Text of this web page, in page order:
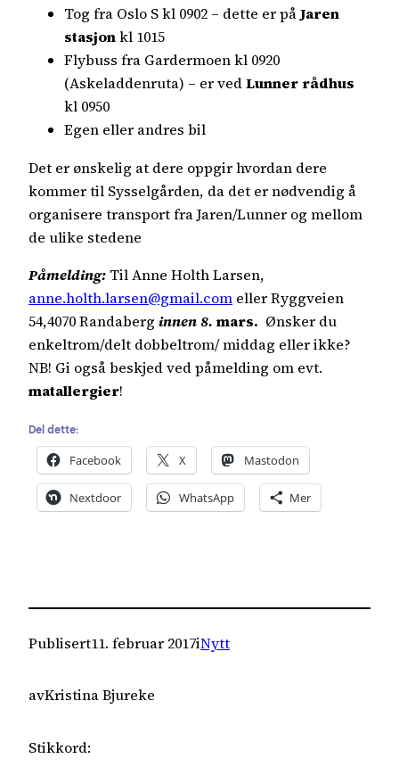
Tog fra Oslo S kl 0902 – dette er påJaren
stasjonkl 1015
Flybuss fra Gardermoen kl 0920
(Askeladdenruta) – er vedLunner rådhus
kl 0950
Egen eller andres bil
Det er ønskelig at dere oppgir hvordan dere
kommer til Sysselgården, da det er nødvendig å
organisere transport fra Jaren/Lunner og mellom
de ulike stedene
Påmelding: Til Anne Holth Larsen,
anne.holth.larsen@gmail.com eller Ryggveien
54,4070 Randaberg innen 8. mars. Ønsker du
enkeltrom/delt dobbeltrom/ middag eller ikke?
NB! Gi også beskjed ved påmelding om evt.
matallergier!
Del dette:
Facebook X Mastodon
Nextdoor WhatsApp Mer
Publisert11. februar 2017iNytt
avKristina Bjureke
Stikkord: